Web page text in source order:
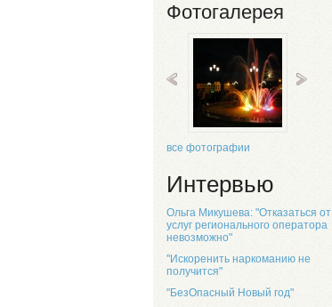
Фотогалерея
все фотографии
Интервью
Ольга Микушева: "Отказаться от
услуг регионального оператора
невозможно"
"Искоренить наркоманию не
получится"
"БезОпасный Новый год"